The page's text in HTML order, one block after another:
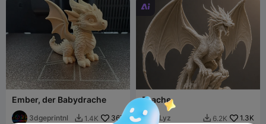
Ember, der Babydrache
3dgeprintnl  1.4K 367

Drache
Lyz  6.2K 1.3K